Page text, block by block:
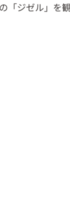
「ジゼル」を